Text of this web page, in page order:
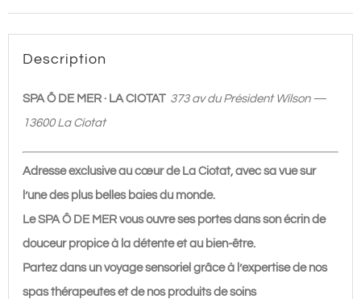
60'
à
Description
SPA Ô DE MER · LA CIOTAT 373 av du Président Wilson —
13600 La Ciotat
Adresse exclusive au cœur de La Ciotat, avec sa vue sur
l’une des plus belles baies du monde.
Le SPA Ô DE MER vous ouvre ses portes dans son écrin de
douceur propice à la détente et au bien-être.
Partez dans un voyage sensoriel grâce à l’expertise de nos
spas thérapeutes et de nos produits de soins